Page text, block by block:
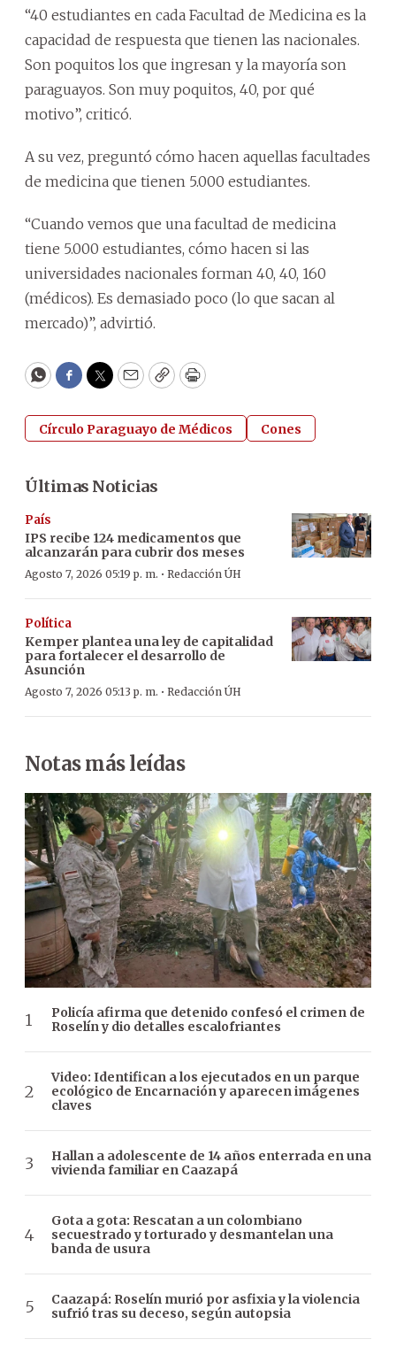
“40 estudiantes en cada Facultad de Medicina es la
capacidad de respuesta que tienen las nacionales.
Son poquitos los que ingresan y la mayoría son
paraguayos. Son muy poquitos, 40, por qué
motivo”, criticó.
A su vez, preguntó cómo hacen aquellas facultades
de medicina que tienen 5.000 estudiantes.
“Cuando vemos que una facultad de medicina
tiene 5.000 estudiantes, cómo hacen si las
universidades nacionales forman 40, 40, 160
(médicos). Es demasiado poco (lo que sacan al
mercado)”, advirtió.
WhatsApp
Facebook
Twitter
EmailCopyPrint
Círculo Paraguayo de Médicos Cones
Últimas Noticias
País
IPS recibe 124 medicamentos que
alcanzarán para cubrir dos meses
Agosto 7, 2026 05:19 p. m. · Redacción ÚH
Política
Kemper plantea una ley de capitalidad
para fortalecer el desarrollo de
Asunción
Agosto 7, 2026 05:13 p. m. · Redacción ÚH
Notas más leídas
Policía afirma que detenido confesó el crimen de
Roselín y dio detalles escalofriantes
Video: Identifican a los ejecutados en un parque
ecológico de Encarnación y aparecen imágenes
claves
Hallan a adolescente de 14 años enterrada en una
vivienda familiar en Caazapá
Gota a gota: Rescatan a un colombiano
secuestrado y torturado y desmantelan una
banda de usura
Caazapá: Roselín murió por asfixia y la violencia
sufrió tras su deceso, según autopsia